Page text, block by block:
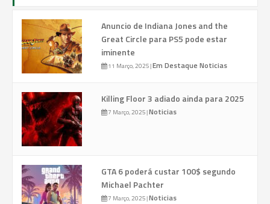
Anuncio de Indiana Jones and the
Great Circle para PS5 pode estar
iminente
11 Março, 2025|Em Destaque Noticias
Killing Floor 3 adiado ainda para 2025
7 Março, 2025|Noticias
GTA 6 poderá custar 100$ segundo
Michael Pachter
7 Março, 2025|Noticias